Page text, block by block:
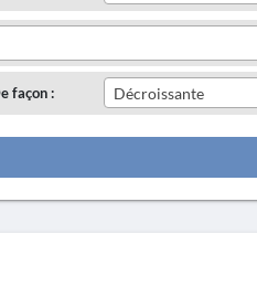
façon : Décroissante